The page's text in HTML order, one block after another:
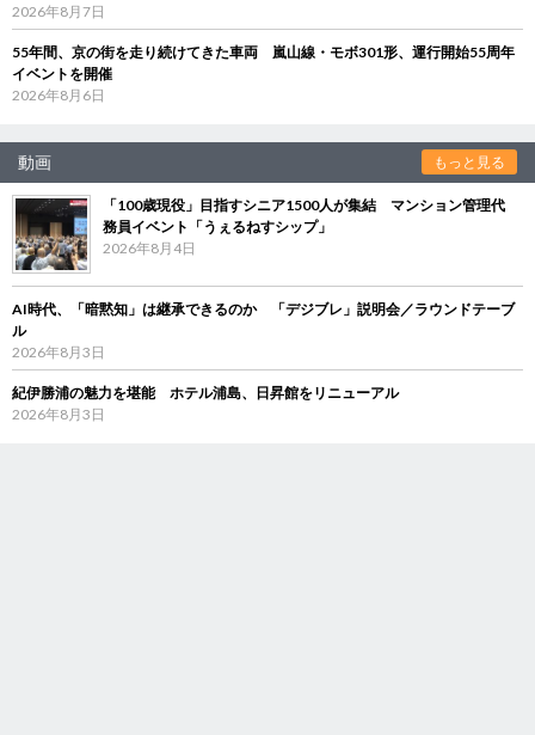
2026年8月7日
55年間、京の街を走り続けてきた車両 嵐山線・モボ301形、運行開始55周年
イベントを開催
2026年8月6日
動画 もっと見る
「100歳現役」目指すシニア1500人が集結 マンション管理代
務員イベント「うぇるねすシップ」
2026年8月4日
AI時代、「暗黙知」は継承できるのか 「デジブレ」説明会／ラウンドテーブ
ル
2026年8月3日
紀伊勝浦の魅力を堪能 ホテル浦島、日昇館をリニューアル
2026年8月3日